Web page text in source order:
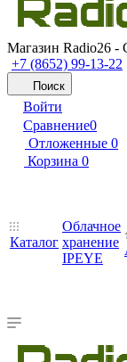
Магазин Radio26 -
+7 (8652) 99-13-22
Поиск
Войти
Сравнение0
Отложенные 0
Корзина 0
Каталог
Облачное
хранение
IPEYE